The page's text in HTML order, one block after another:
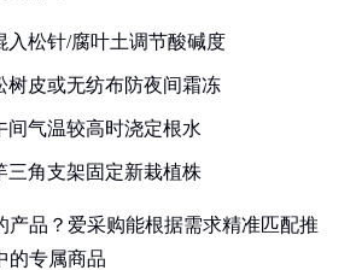
入松针/腐叶土调节酸碱度
树皮或无纺布防夜间霜冻
间气温较高时浇定根水
三角支架固定新栽植株
产品？爱采购能根据需求精准匹配推
的专属商品